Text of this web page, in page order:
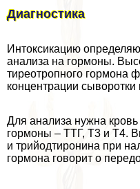
Диагностика
Интоксикацию
анализа на гормоны.
тиреотропного гормона
концентрации
Для анализа нужна
гормоны – ТТГ, Т3 и Т4.
и трийодтиронина при
гормона говорит о